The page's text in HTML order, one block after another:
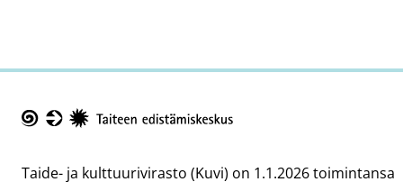
Taide- ja kulttuurivirasto (Kuvi) on 1.1.2026 toimintansa